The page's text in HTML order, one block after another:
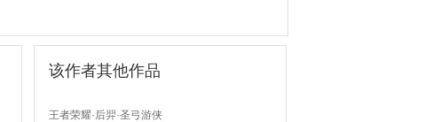
该作者其他作品
王者荣耀·后羿·圣弓游侠